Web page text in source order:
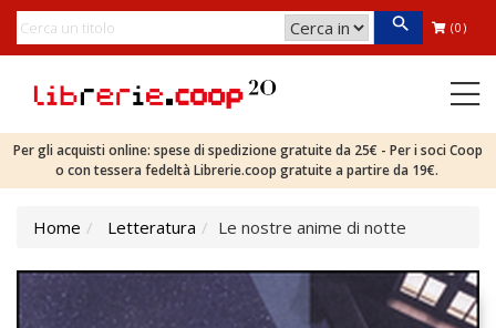
(0)
Per gli acquisti online: spese di spedizione gratuite da 25€ - Per i soci Coop
o con tessera fedeltà Librerie.coop gratuite a partire da 19€.
Home Letteratura Le nostre anime di notte